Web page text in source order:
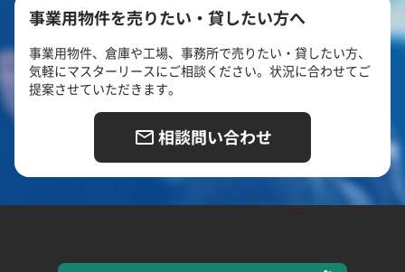
事業用物件を売りたい・貸したい方へ
事業用物件、倉庫や工場、事務所で売りたい・貸したい方、
気軽にマスターリースにご相談ください。状況に合わせてご
提案させていただきます。
相談問い合わせ